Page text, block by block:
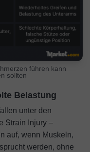
führen kann
sollten
Belastung
unter den
Strain Injury –
auf, wenn Muskeln,
werden, ohne